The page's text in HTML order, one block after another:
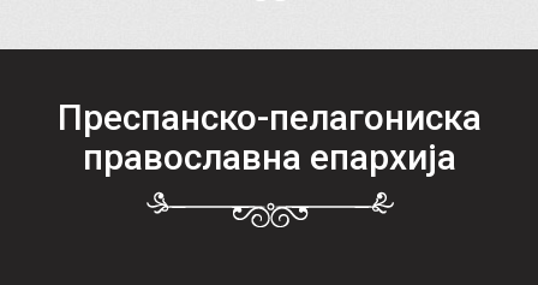
Преспанско-пелагониска
православна епархија